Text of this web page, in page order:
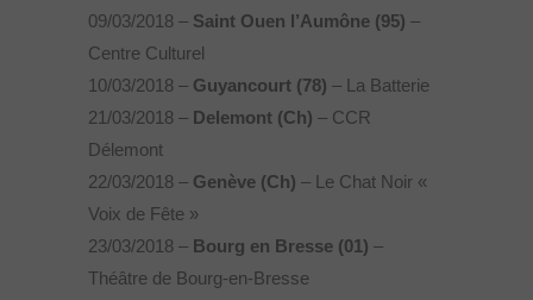
09/03/2018 – Saint Ouen l’Aumône (95) –
Centre Culturel
10/03/2018 – Guyancourt (78) – La Batterie
21/03/2018 – Delemont (Ch) – CCR
Délemont
22/03/2018 – Genève (Ch) – Le Chat Noir «
Voix de Fête »
23/03/2018 – Bourg en Bresse (01) –
Théâtre de Bourg-en-Bresse